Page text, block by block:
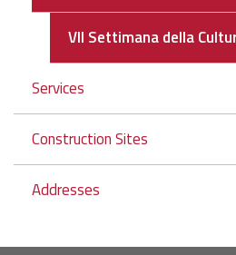
Incontro
con
la
città
VII Settimana della
Services
Construction Sites
Addresses